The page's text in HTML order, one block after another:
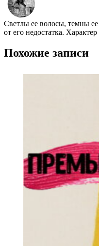
Светлы ее волосы, темны
от его недостатка.
Похожие записи